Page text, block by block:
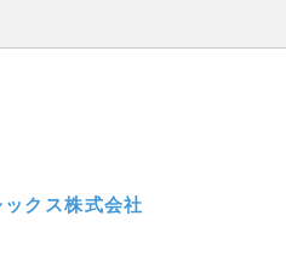
クス株式会社